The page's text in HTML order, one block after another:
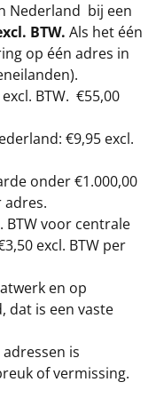
Nederland bij een
BTW. Als het één
op één adres in
excl. BTW. €55,00
€9,95 excl.
onder €1.000,00
adres.
BTW voor centrale
excl. BTW per
en op
dat is een vaste
is
of vermissing.